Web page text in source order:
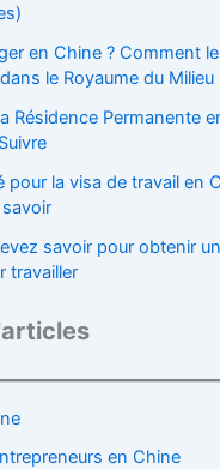
en Chine ? Comment
le Royaume du Milieu
Résidence Permanente
pour la visa de travail en
savoir pour obtenir
travailler
en Chine